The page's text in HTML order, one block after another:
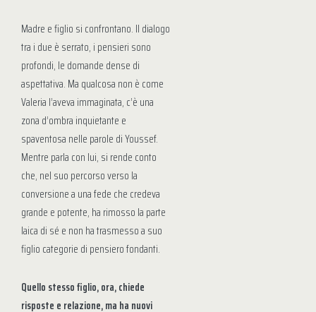
Madre e figlio si confrontano. Il dialogo
tra i due è serrato, i pensieri sono
profondi, le domande dense di
aspettativa. Ma qualcosa non è come
Valeria l’aveva immaginata, c’è una
zona d’ombra inquietante e
spaventosa nelle parole di Youssef.
Mentre parla con lui, si rende conto
che, nel suo percorso verso la
conversione a una fede che credeva
grande e potente, ha rimosso la parte
laica di sé e non ha trasmesso a suo
figlio categorie di pensiero fondanti.
Quello stesso figlio, ora, chiede
risposte e relazione, ma ha nuovi